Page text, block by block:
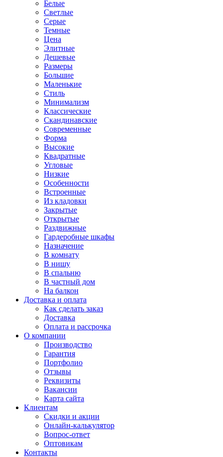
Белые
Светлые
Серые
Темные
Цена
Элитные
Дешевые
Размеры
Большие
Маленькие
Стиль
Минимализм
Классические
Скандинавские
Современные
Форма
Высокие
Квадратные
Угловые
Низкие
Особенности
Встроенные
Из кладовки
Закрытые
Открытые
Раздвижные
Гардеробные шкафы
Назначение
В комнату
В нишу
В спальню
В частный дом
На балкон
Доставка и оплата
Как сделать заказ
Доставка
Оплата и рассрочка
О компании
Производство
Гарантия
Портфолио
Отзывы
Реквизиты
Вакансии
Карта сайта
Клиентам
Скидки и акции
Онлайн-калькулятор
Вопрос-ответ
Оптовикам
Контакты